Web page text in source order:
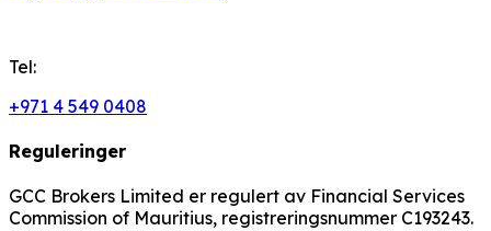
Tel:
+971 4 549 0408
Reguleringer
GCC Brokers Limited er regulert av Financial Services
Commission of Mauritius, registreringsnummer C193243.